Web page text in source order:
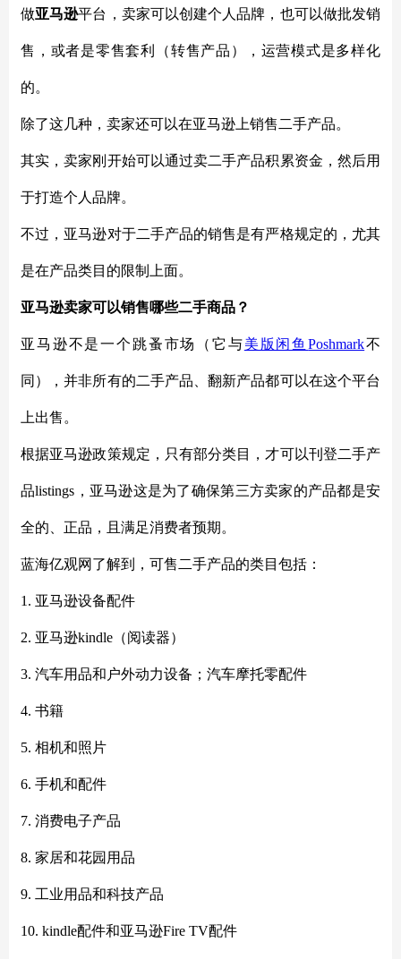
做亚马逊平台，卖家可以创建个人品牌，也可以做批发销
售，或者是零售套利（转售产品），运营模式是多样化
的。
除了这几种，卖家还可以在亚马逊上销售二手产品。
其实，卖家刚开始可以通过卖二手产品积累资金，然后用
于打造个人品牌。
不过，亚马逊对于二手产品的销售是有严格规定的，尤其
是在产品类目的限制上面。
亚马逊卖家可以销售哪些二手商品？
亚马逊不是一个跳蚤市场 （它与美版闲鱼Poshmark不
同） ，并非所有的二手产品、翻新产品都可以在这个平台
上出售。
根据亚马逊政策规定，只有部分类目，才可以刊登二手产
品listings， 亚马逊这是为了确保第三方卖家的产品都是安
全的、正品，且满足消费者预期。
蓝海亿观网了解到，可售二手产品的类目包括：
1. 亚马逊设备配件
2. 亚马逊kindle（阅读器）
3. 汽车用品和户外动力设备；汽车摩托零配件
4. 书籍
5. 相机和照片
6. 手机和配件
7. 消费电子产品
8. 家居和花园用品
9. 工业用品和科技产品
10. kindle配件和亚马逊Fire TV配件